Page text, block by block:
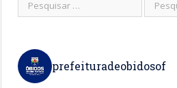
prefeituradeobidosof